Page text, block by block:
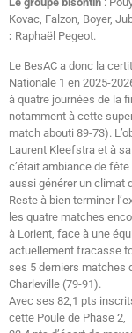
Kovac, Falzon, Boyer,
: Raphaël Pegeot.
Le BesAC a donc la
Nationale 1 en 2025-
à quatre journées de la
notamment à cette
match abouti 89-73).
Laurent Kleefstra et à
c’était ambiance de
aussi générer un climat
Reste à bien terminer
les quatre matches
à Lorient, face à une
actuellement fracasse
ses 5 derniers matches
Charleville (79-91).
Avec ses 82,1 pts
cette Poule de Phase